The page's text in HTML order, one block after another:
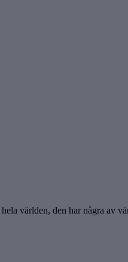
världen, den har några av